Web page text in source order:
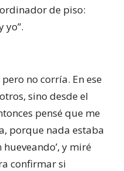
de piso:
yo”.
no corría. En ese
sino desde el
pensé que me
porque nada estaba
y miré
confirmar si